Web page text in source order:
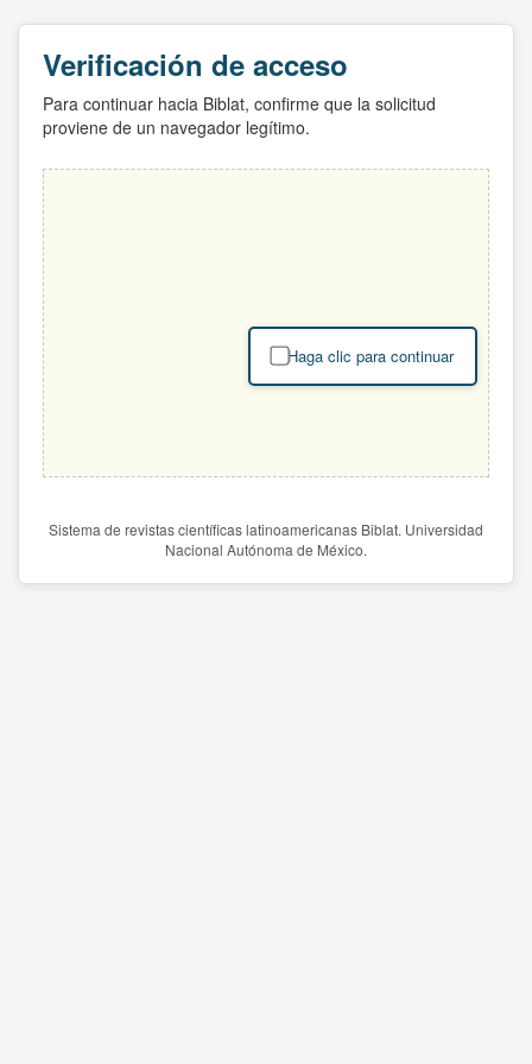
Verificación de acceso
Para continuar hacia Biblat, confirme que la solicitud
proviene de un navegador legítimo.
Haga clic para continuar
Sistema de revistas científicas latinoamericanas Biblat. Universidad
Nacional Autónoma de México.